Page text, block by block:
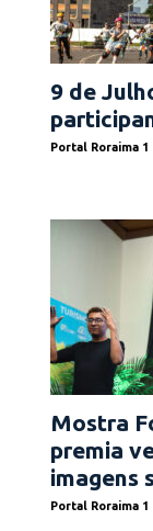
9 de
Portal Roraima 1
Mostra
premia
imagens
Portal Roraima 1